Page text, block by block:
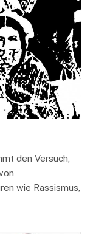
den Versuch,
wie Rassismus,